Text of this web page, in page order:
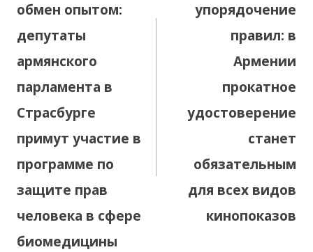
обмен опытом:
депутаты
армянского
парламента в
Страсбурге
примут участие в
программе по
защите прав
человека в сфере
биомедицины
упорядочение
правил: в
Армении
прокатное
удостоверение
станет
обязательным
для всех видов
кинопоказов